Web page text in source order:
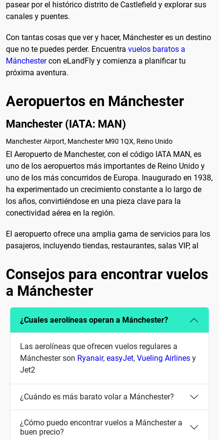
pasear por el histórico distrito de Castlefield y explorar sus
canales y puentes.
Con tantas cosas que ver y hacer, Mánchester es un destino
que no te puedes perder. Encuentra vuelos baratos a
Mánchestercon eLandFly y comienza a planificar tu
próxima aventura.
Aeropuertos en Mánchester
Manchester (IATA: MAN)
Manchester Airport, Manchester M90 1QX, Reino Unido
El Aeropuerto de Manchester, con el código IATA MAN, es
uno de los aeropuertos más importantes de Reino Unido y
uno de los más concurridos de Europa. Inaugurado en 1938,
ha experimentado un crecimiento constante a lo largo de
los años, convirtiéndose en una pieza clave para la
conectividad aérea en la región.
El aeropuerto ofrece una amplia gama de servicios para los
pasajeros, incluyendo tiendas, restaurantes, salas VIP, al
Consejos para encontrar vuelos
a Mánchester
¿Cuales aerolíneas operan a Mánchester?
Las aerolíneas que ofrecen vuelos regulares a
Mánchester son Ryanair, easyJet, Vueling Airlines y
Jet2
¿Cuándo es más barato volar a Mánchester?
¿Cómo puedo encontrar vuelos a Mánchester a
buen precio?